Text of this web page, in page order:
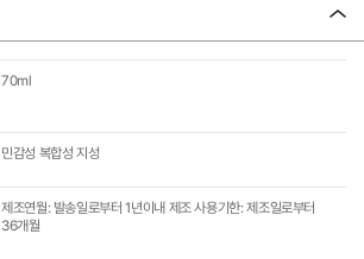
70ml
민감성 복합성 지성
제조연월: 발송일로부터 1년이내 제조 사용기한: 제조일로부터
36개월